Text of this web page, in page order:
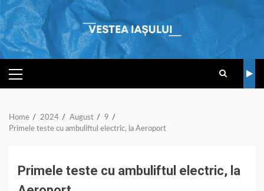
Skip
to
content
PRIMARY
MENU
Home 2024 August
9
Primele teste cu ambuliftul electric, la Aeroport
Primele teste cu ambuliftul electric, la